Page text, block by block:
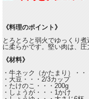
《料理のポイント》
とろとろと弱火でゆっくり
に柔らかです。堅い肉は、
《材料》
・牛ネック（かたまり）・・
・大豆・・・2/3カップ
・たけのこ・・・200g
・しょうが・・・1かけ